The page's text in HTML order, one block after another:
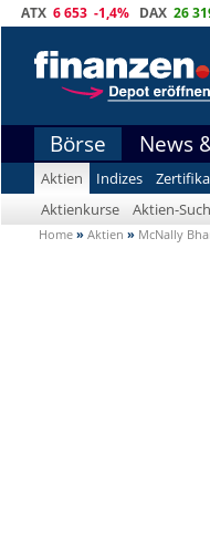
ATX 6 653 -1,4% DAX 26
Börse News
Aktien Indizes
Aktienkurse
Aktien-
Home » Aktien » McNally